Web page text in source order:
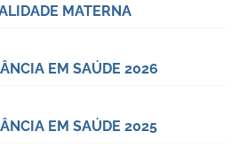
MATERNA
EM SAÚDE 2026
EM SAÚDE 2025